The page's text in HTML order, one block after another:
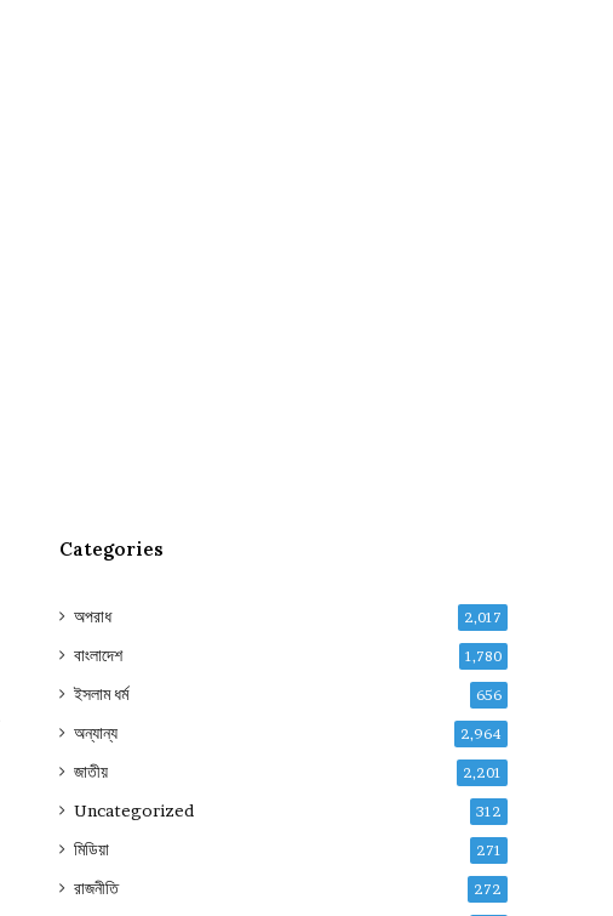
Categories
অপরাধ 2,017
বাংলাদেশ 1,780
ইসলাম ধর্ম 656
অন্যান্য 2,964
জাতীয় 2,201
Uncategorized 312
মিডিয়া 271
রাজনীতি 272